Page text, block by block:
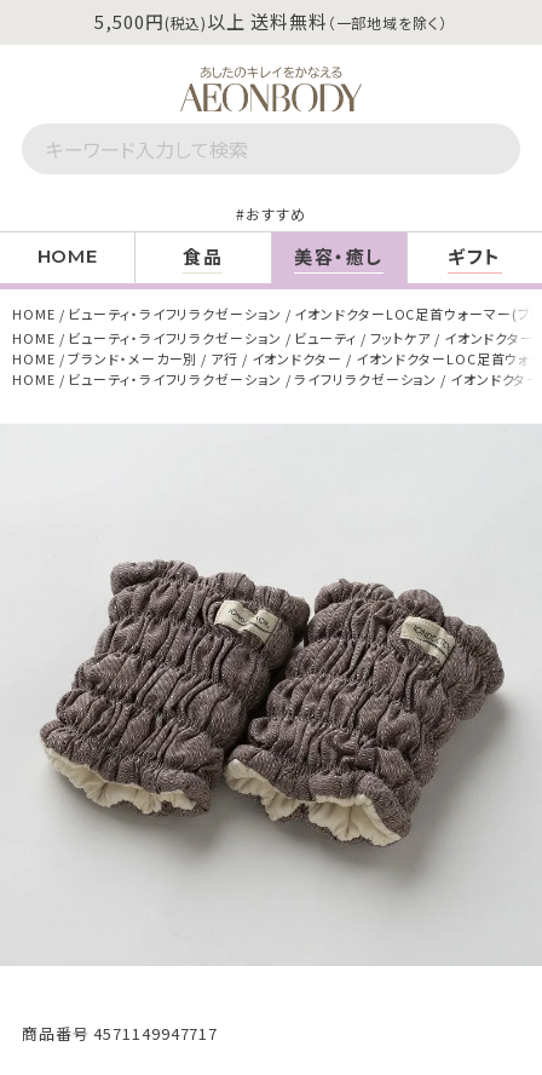
5,500円(税込)以上 送料無料 （一部地域を除く）
おすすめ
HOME 食品 美容・癒し ギフト
HOME ビューティ・ライフリラクゼーション
イオンドクターLOC足首ウォーマー(ブ
HOME
ビューティ・ライフリラクゼーション ビューティ フットケア
イオンドクタ
HOME
ブランド・メーカー別 ア行 イオンドクター
イオンドクターLOC足首ウォ
HOME
ビューティ・ライフリラクゼーション ライフリラクゼーション イオンドクタ
商品番号 4571149947717